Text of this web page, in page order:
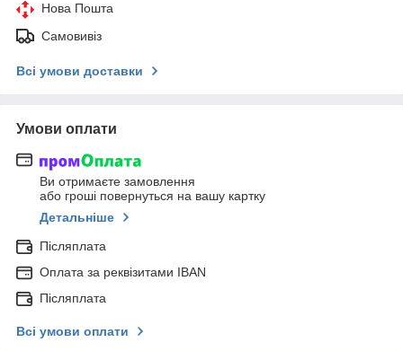
Нова Пошта
Самовивіз
Всі умови доставки
Умови оплати
Ви отримаєте замовлення
або гроші повернуться на вашу картку
Детальніше
Післяплата
Оплата за реквізитами IBAN
Післяплата
Всі умови оплати